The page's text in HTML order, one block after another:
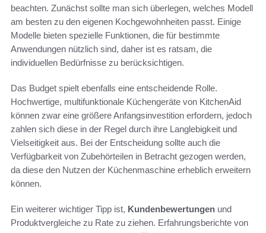
beachten. Zunächst sollte man sich überlegen, welches Modell
am besten zu den eigenen Kochgewohnheiten passt. Einige
Modelle bieten spezielle Funktionen, die für bestimmte
Anwendungen nützlich sind, daher ist es ratsam, die
individuellen Bedürfnisse zu berücksichtigen.
Das Budget spielt ebenfalls eine entscheidende Rolle.
Hochwertige, multifunktionale Küchengeräte von KitchenAid
können zwar eine größere Anfangsinvestition erfordern, jedoch
zahlen sich diese in der Regel durch ihre Langlebigkeit und
Vielseitigkeit aus. Bei der Entscheidung sollte auch die
Verfügbarkeit von Zubehörteilen in Betracht gezogen werden,
da diese den Nutzen der Küchenmaschine erheblich erweitern
können.
Ein weiterer wichtiger Tipp ist, Kundenbewertungen und
Produktvergleiche zu Rate zu ziehen. Erfahrungsberichte von